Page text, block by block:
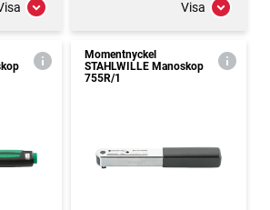
Visa
Momentnyckel
STAHLWILLE Manoskop
755R/1